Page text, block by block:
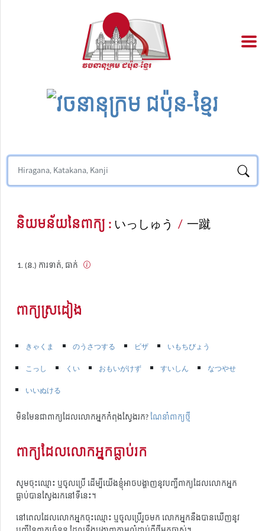
និយមន័យនៃពាក្យ :いっしゅう / 一蹴
(ន.) ការទាត់, ធាក់
ពាក្យស្រដៀង
きゃくま のうさつする ビザ
いもちびょう
こっし
くい おもいがけず すいしん
なつやせ
いいぬける
មិនមែនជាពាក្យដែលលោកអ្នកកំពុងស្វែងរក?ណែនាំពាក្យថ្មី
ពាក្យដែលលោកអ្នកធ្លាប់រក
សូមចុះឈ្មោះ ឬចូលប្រើ ដើម្បីយើងខ្ញុំអាចបង្ហាញនូវបញ្ជីពាក្យដែលលោកអ្នក
ធ្លាប់បានស្វែងរកនៅទីនេះ។
នៅពេលដែលលោកអ្នកចុះឈ្មោះ ឬចូលប្រើរួចមក លោកអ្នកនឹងបានឃើញនូវ